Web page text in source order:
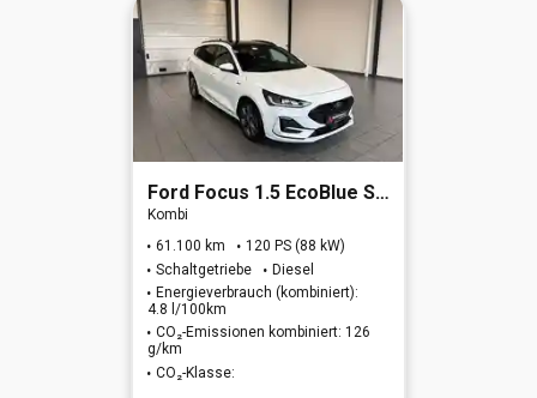
Ford Focus 1.5 EcoBlue ST-Line S/S (EURO 6d)
Kombi
61.100 km
120 PS (88 kW)
Schaltgetriebe
Diesel
Energieverbrauch (kombiniert):
4.8 l/100km
CO₂-Emissionen kombiniert: 126
g/km
CO₂-Klasse: